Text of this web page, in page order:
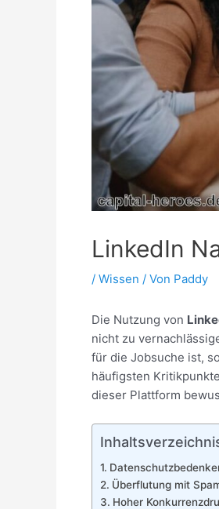
LinkedIn
/ Wissen / Von Paddy
Die Nutzung von
nicht zu
für die Jobsuche ist,
häufigsten
dieser Plattform
Überflutung mit
Hoher